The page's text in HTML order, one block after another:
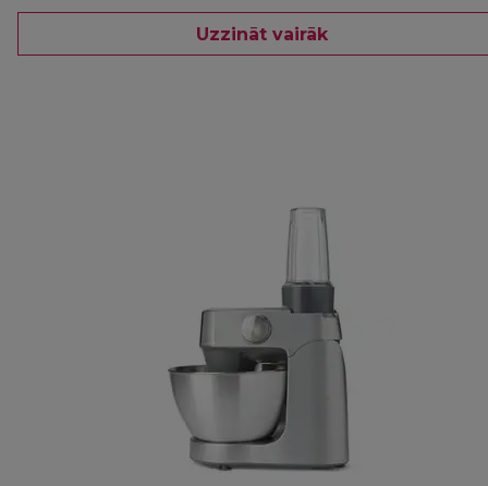
Uzzināt vairāk